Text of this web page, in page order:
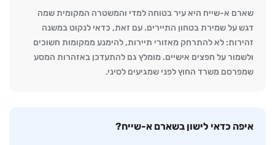
שארם א-שייח היא עיר בטוחה למדי והמשטרה המקומית שמה
דגש על שמירת בטחון התיירים. עם זאת, כדאי לנקוט במשנה
זהירות: לא להתרחק מאזורי תיירות, להימנע ממקומות חשוכים
ולשמור על חפצים אישיים. מומלץ גם להתעדכן באזהרות המסע
שמפרסם משרד החוץ לפני שמגיעים לסיני.
איפה כדאי לישון בשארם א-שייח?